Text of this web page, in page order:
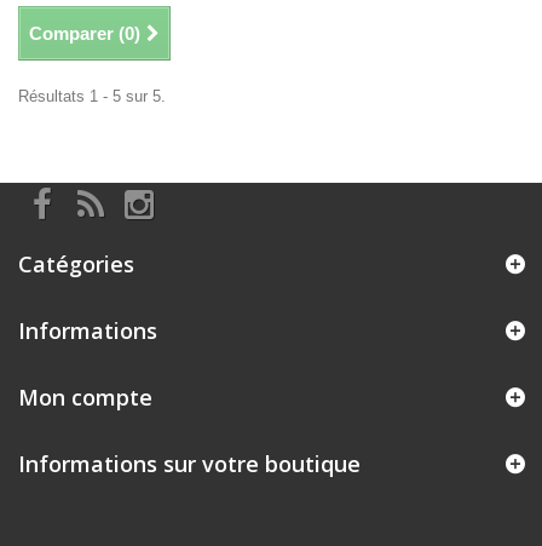
Comparer (0)
Résultats 1 - 5 sur 5.
Catégories
Informations
Mon compte
Informations sur votre boutique